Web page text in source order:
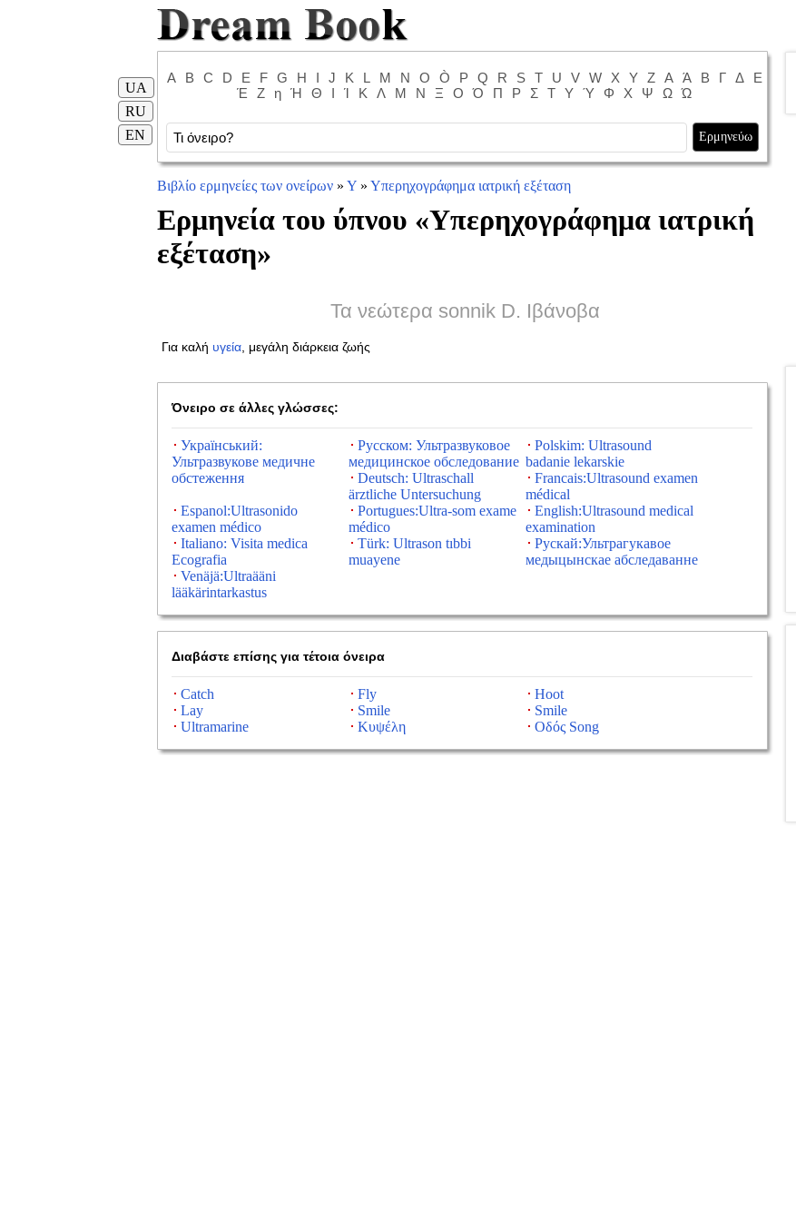
A B C D E F G H I J K L M N O Ò P Q R S T U V W X Y Z Α Ά Β Γ Δ
Ε
Έ
Ζ η Ή Θ Ι Ί Κ Λ Μ Ν Ξ Ο Ό Π Ρ Σ Τ Υ Ύ Φ Χ Ψ Ω Ώ
UA
RU
EN
Βιβλίο ερμηνείες των ονείρων» Υ» Υπερηχογράφημα ιατρική εξέταση
Ερμηνεία του ύπνου «Υπερηχογράφημα ιατρική
εξέταση»
Τα νεώτερα sonnik D. Ιβάνοβα
Για καλή υγεία, μεγάλη διάρκεια ζωής
Όνειρο σε άλλες γλώσσες:
Український:
Ультразвукове медичне
обстеження
Русском: Ультразвуковое
медицинское обследование
Polskim: Ultrasound
badanie lekarskie
Deutsch: Ultraschall
ärztliche Untersuchung
Francais:Ultrasound examen
médical
Espanol:Ultrasonido
examen médico
Portugues:Ultra-som exame
médico
English:Ultrasound medical
examination
Italiano: Visita medica
Ecografia
Türk: Ultrason tıbbi
muayene
Рускай:Ультрагукавое
медыцынскае абследаванне
Venäjä:Ultraääni
lääkärintarkastus
Διαβάστε επίσης για τέτοια όνειρα
Catch Fly
Hoot
Lay
Smile
Smile
Ultramarine
Κυψέλη Οδός Song